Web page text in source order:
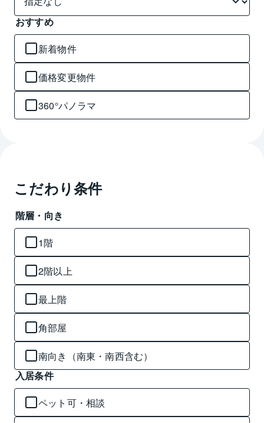
おすすめ
新着物件
価格変更物件
360°パノラマ
こだわり条件
階層・向き
1階
2階以上
最上階
角部屋
南向き（南東・南西含む）
入居条件
ペット可・相談